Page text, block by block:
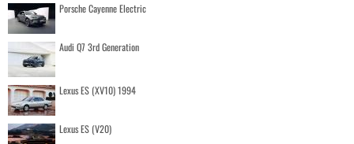
Porsche Cayenne Electric
Audi Q7 3rd Generation
Lexus ES (XV10) 1994
Lexus ES (V20)